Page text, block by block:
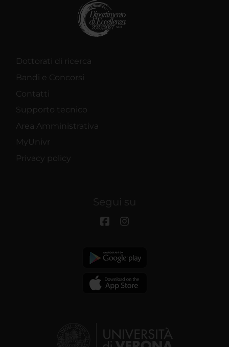
Dottorati di ricerca
Bandi e Concorsi
Contatti
Supporto tecnico
Area Amministrativa
MyUnivr
Privacy policy
Segui su